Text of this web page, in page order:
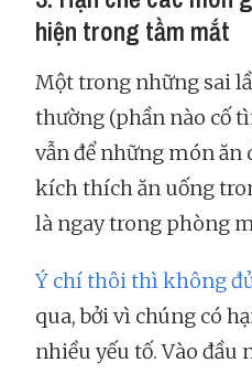
hiện trong tầm mắt
Một trong những sai
thường (phần nào cố
vẫn để những món ăn
kích thích ăn uống
là ngay trong phòng
Ý chí thôi thì không
qua, bởi vì chúng có
nhiều yếu tố. Vào đầu